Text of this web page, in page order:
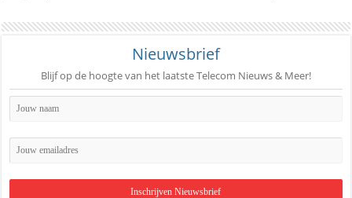
Nieuwsbrief
Blijf op de hoogte van het laatste Telecom Nieuws & Meer!